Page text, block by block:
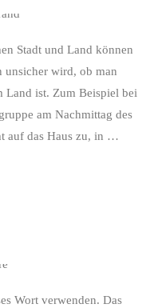
Stadt und Land können
unsicher wird, ob man
Land ist. Zum Beispiel bei
am Nach­mittag des
auf das Haus zu, in …
Wort verwenden. Das